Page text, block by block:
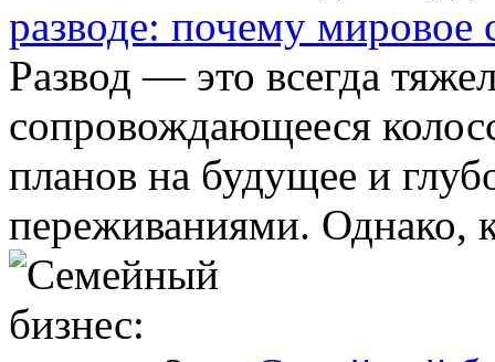
разводе: почему мировое
Развод — это всегда
сопровождающееся
планов на будущее и
переживаниями. Однако,